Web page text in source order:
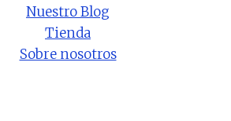
Nuestro Blog
Tienda
Sobre nosotros